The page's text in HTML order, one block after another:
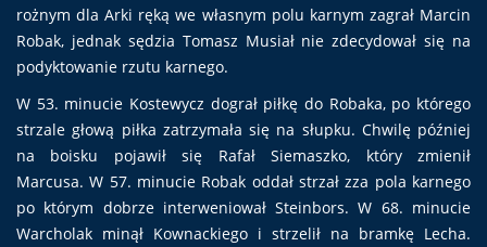
rożnym dla Arki ręką we własnym polu karnym zagrał Marcin
Robak, jednak sędzia Tomasz Musiał nie zdecydował się na
podyktowanie rzutu karnego.
W 53. minucie Kostewycz dograł piłkę do Robaka, po którego
strzale głową piłka zatrzymała się na słupku. Chwilę później
na boisku pojawił się Rafał Siemaszko, który zmienił
Marcusa. W 57. minucie Robak oddał strzał zza pola karnego
po którym dobrze interweniował Steinbors. W 68. minucie
Warcholak minął Kownackiego i strzelił na bramkę Lecha.